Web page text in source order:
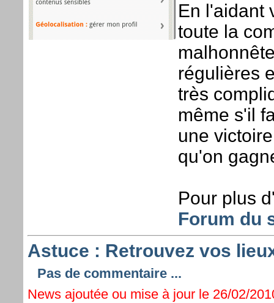
En l'aidant
toute la
régulières
très
même s'il
une
qu'on
Pour plus
Forum du
Astuce : Retrouvez vos
Pas de commentaire ...
News ajoutée ou mise à jour le 26/02/